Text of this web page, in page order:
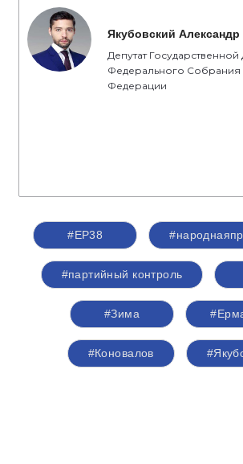
Якубовский
Депутат
Федерального Собрания
Федерации
#ЕР38
#партийный контроль
#Зима
#Коновалов